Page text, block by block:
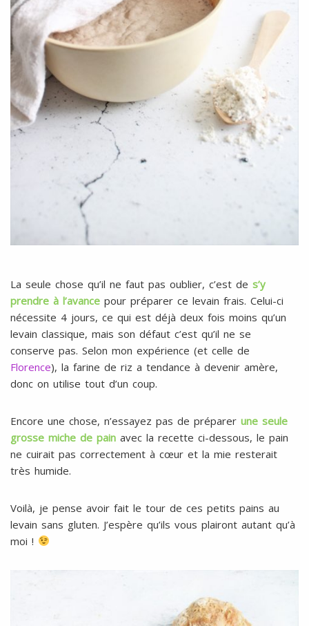
La seule chose qu’il ne faut pas oublier, c’est de s’y
prendre à l’avance pour préparer ce levain frais. Celui-ci
nécessite 4 jours, ce qui est déjà deux fois moins qu’un
levain classique, mais son défaut c’est qu’il ne se
conserve pas. Selon mon expérience (et celle de
Florence), la farine de riz a tendance à devenir amère,
donc on utilise tout d’un coup.
Encore une chose, n’essayez pas de préparer une seule
grosse miche de pain avec la recette ci-dessous, le pain
ne cuirait pas correctement à cœur et la mie resterait
très humide.
Voilà, je pense avoir fait le tour de ces petits pains au
levain sans gluten. J’espère qu’ils vous plairont autant qu’à
moi !